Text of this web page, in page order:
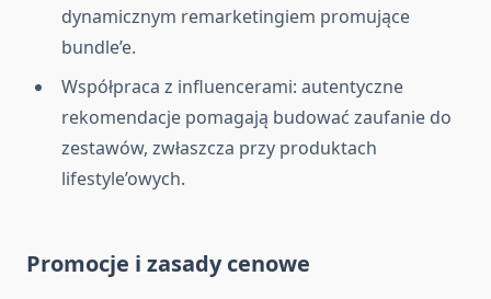
dynamicznym remarketingiem promujące
bundle’e.
Współpraca z influencerami: autentyczne
rekomendacje pomagają budować zaufanie do
zestawów, zwłaszcza przy produktach
lifestyle’owych.
Promocje i zasady cenowe